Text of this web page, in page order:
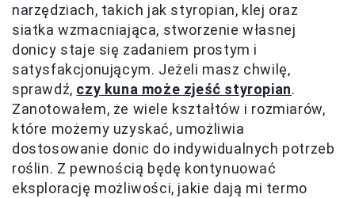
narzędziach, takich jak styropian, klej oraz
siatka wzmacniająca, stworzenie własnej
donicy staje się zadaniem prostym i
satysfakcjonującym. Jeżeli masz chwilę,
sprawdź, czy kuna może zjeść styropian.
Zanotowałem, że wiele kształtów i rozmiarów,
które możemy uzyskać, umożliwia
dostosowanie donic do indywidualnych potrzeb
roślin. Z pewnością będę kontynuować
eksplorację możliwości, jakie dają mi termo